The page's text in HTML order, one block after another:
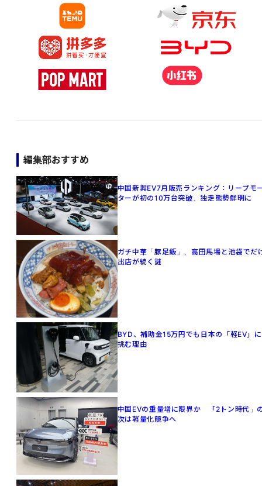
編集部おすすめ
中国新興EV7月販売ランキング：リープモ
ターが初の10万台突破、独走態勢鮮明に
ガチ中華「豚足飯」、高田馬場と池袋でだ
出店が続く謎
BYD、補助金15万円でも日本の「軽EV」に
挑む理由
中国EVの重量増に限界か 「2トン時代」
次は軽量化競争へ